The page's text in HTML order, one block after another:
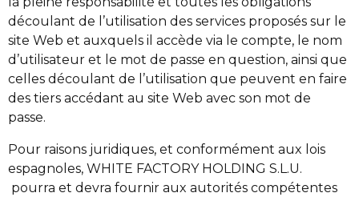
découlant de l’utilisation des services proposés sur le
site Web et auxquels il accède via le compte, le nom
d’utilisateur et le mot de passe en question, ainsi que
celles découlant de l’utilisation que peuvent en faire
des tiers accédant au site Web avec son mot de
passe.
Pour raisons juridiques, et conformément aux lois
espagnoles, WHITE FACTORY HOLDING S.L.U.
pourra et devra fournir aux autorités compétentes